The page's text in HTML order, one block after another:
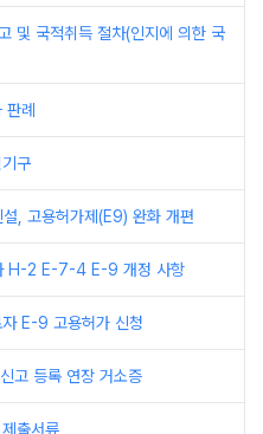
및 국적취득 절차(인지에 의한 국
례
구
, 고용허가제(E9) 완화 개편
H-2 E-7-4 E-9 개정 사항
E-9 고용허가 신청
고 등록 연장 거소증
출서류